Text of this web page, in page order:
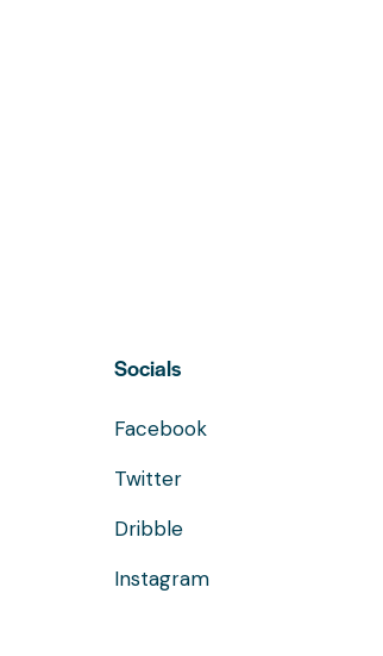
Socials
Facebook
Twitter
Dribble
Instagram